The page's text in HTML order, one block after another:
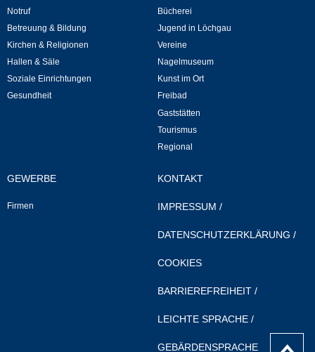
Mitarbeiter
Stellenangebote
Bürgerservice
Notruf
Betreuung & Bildung
Kirchen & Religionen
Hallen & Säle
Soziale Einrichtungen
Gesundheit
Bücherei
Jugend in Löchgau
Vereine
Nagelmuseum
Kunst im Ort
Freibad
Gaststätten
Tourismus
Regional
GEWERBE
Firmen
KONTAKT
IMPRESSUM /
DATENSCHUTZERKLÄRUNG /
COOKIES
BARRIEREFREIHEIT /
LEICHTE SPRACHE /
GEBÄRDENSPRACHE